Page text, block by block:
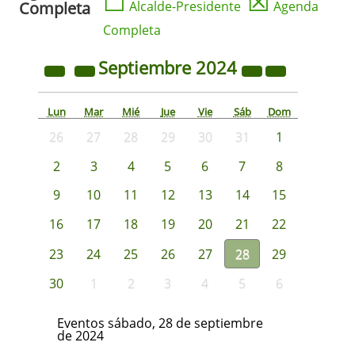
Completa
Alcalde-Presidente
Agenda
Completa
Septiembre 2024
Lun Mar Mié Jue Vie Sáb Dom
26 27 28 29 30 31
1
2
3 4 5 6 7
8
9
10 11 12 13 14
15
16
17 18 19 20 21
22
23
24 25 26 27 28
29
30
1 2 3 4 5 6
Eventos sábado, 28 de septiembre
de 2024